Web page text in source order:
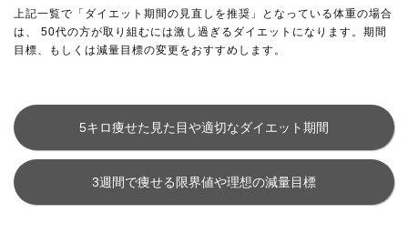
上記一覧で「ダイエット期間の見直しを推奨」となっている体重の場合
は、 50代の方が取り組むには激し過ぎるダイエットになります。期間
目標、もしくは減量目標の変更をおすすめします。
5キロ痩せた見た目や適切なダイエット期間
3週間で痩せる限界値や理想の減量目標